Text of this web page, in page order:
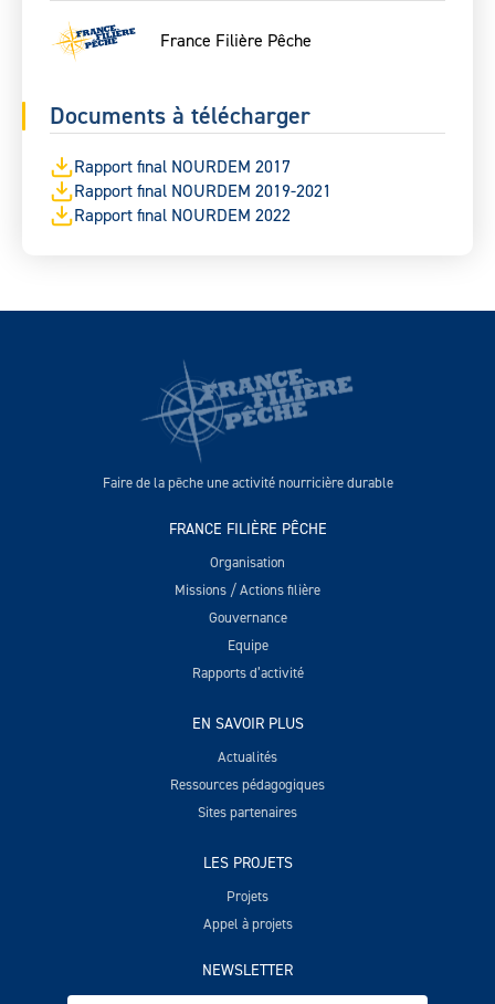
France Filière Pêche
Documents à télécharger
Rapport final NOURDEM 2017
Rapport final NOURDEM 2019-2021
Rapport final NOURDEM 2022
Faire de la pêche une activité nourricière durable
FRANCE FILIÈRE PÊCHE
Organisation
Missions / Actions filière
Gouvernance
Equipe
Rapports d’activité
EN SAVOIR PLUS
Actualités
Ressources pédagogiques
Sites partenaires
LES PROJETS
Projets
Appel à projets
NEWSLETTER